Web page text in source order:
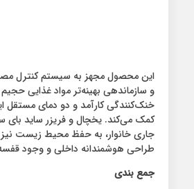
و سازماندهی بهینه‌تر مواد غذایی
خنک‌کنندگی کارآمد و دو دمای مستقل
جاری خانوار، به حفظ محیط زیست نیز
طراحی هوشمندانه داخلی و وجود
جمع‌‌ بندی